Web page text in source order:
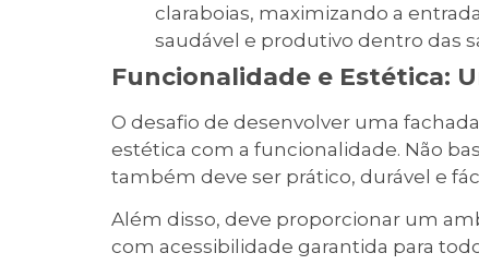
claraboias, maximizando a
saudável e produtivo dentro das
Funcionalidade e Estética:
O desafio de desenvolver uma
estética com a funcionalidade. Não
também deve ser prático, durável e
Além disso, deve proporcionar um
com acessibilidade garantida para